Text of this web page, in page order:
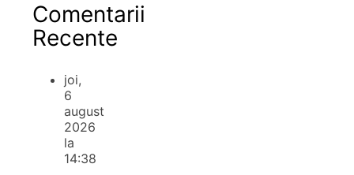
Comentarii
Recente
joi,
6
august
2026
la
14:38